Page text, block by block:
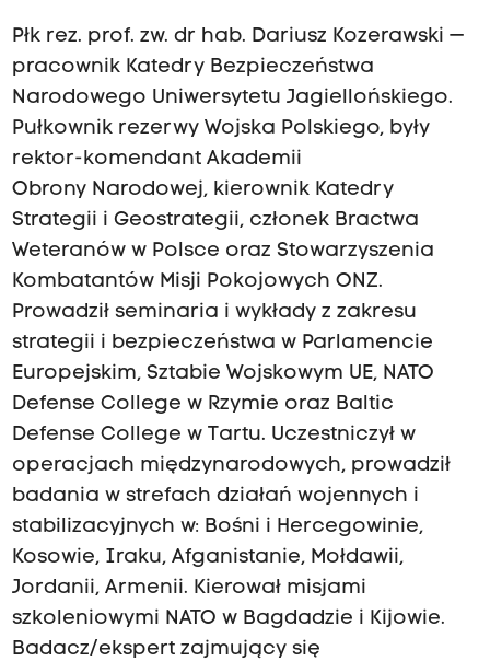
Płk rez. prof. zw. dr hab. Dariusz Kozerawski —
pracownik Katedry Bezpieczeństwa
Narodowego Uniwersytetu Jagiellońskiego.
Pułkownik rezerwy Wojska Polskiego, były
rektor-komendant Akademii
Obrony Narodowej, kierownik Katedry
Strategii i Geostrategii, członek Bractwa
Weteranów w Polsce oraz Stowarzyszenia
Kombatantów Misji Pokojowych ONZ.
Prowadził seminaria i wykłady z zakresu
strategii i bezpieczeństwa w Parlamencie
Europejskim, Sztabie Wojskowym UE, NATO
Defense College w Rzymie oraz Baltic
Defense College w Tartu. Uczestniczył w
operacjach międzynarodowych, prowadził
badania w strefach działań wojennych i
stabilizacyjnych w: Bośni i Hercegowinie,
Kosowie, Iraku, Afganistanie, Mołdawii,
Jordanii, Armenii. Kierował misjami
szkoleniowymi NATO w Bagdadzie i Kijowie.
Badacz/ekspert zajmujący się